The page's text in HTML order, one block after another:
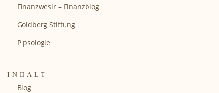
Finanzwesir – Finanzblog
Goldberg Stiftung
Pipsologie
INHALT
Blog